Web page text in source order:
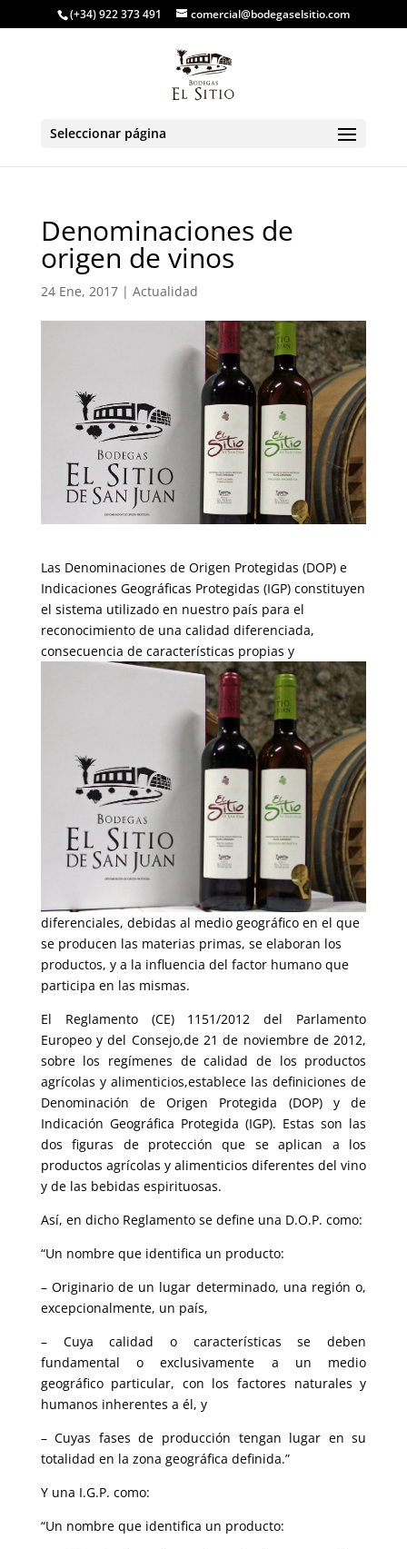
(+34) 922 373 491 comercial@bodegaselsitio.com
Seleccionar página
Denominaciones de
origen de vinos
24 Ene, 2017| Actualidad
Las Denominaciones de Origen Protegidas (DOP) e
Indicaciones Geográficas Protegidas (IGP) constituyen
el sistema utilizado en nuestro país para el
reconocimiento de una calidad diferenciada,
consecuencia de características propias y
diferenciales, debidas al medio geográfico en el que
se producen las materias primas, se elaboran los
productos, y a la influencia del factor humano que
participa en las mismas.
El Reglamento (CE) 1151/2012 del Parlamento
Europeo y del Consejo,de 21 de noviembre de 2012,
sobre los regímenes de calidad de los productos
agrícolas y alimenticios,establece las definiciones de
Denominación de Origen Protegida (DOP) y de
Indicación Geográfica Protegida (IGP). Estas son las
dos figuras de protección que se aplican a los
productos agrícolas y alimenticios diferentes del vino
y de las bebidas espirituosas.
Así, en dicho Reglamento se define una D.O.P. como:
“Un nombre que identifica un producto:
– Originario de un lugar determinado, una región o,
excepcionalmente, un país,
– Cuya calidad o características se deben
fundamental o exclusivamente a un medio
geográfico particular, con los factores naturales y
humanos inherentes a él, y
– Cuyas fases de producción tengan lugar en su
totalidad en la zona geográfica definida.”
Y una I.G.P. como:
“Un nombre que identifica un producto: